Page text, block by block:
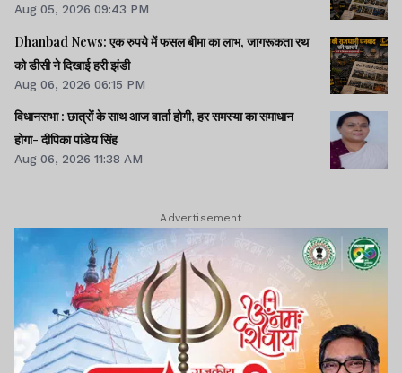
Aug 05, 2026 09:43 PM
Dhanbad News: एक रुपये में फसल बीमा का लाभ, जागरूकता रथ
को डीसी ने दिखाई हरी झंडी
Aug 06, 2026 06:15 PM
विधानसभा : छात्रों के साथ आज वार्ता होगी, हर समस्या का समाधान
होगा- दीपिका पांडेय सिंह
Aug 06, 2026 11:38 AM
Advertisement